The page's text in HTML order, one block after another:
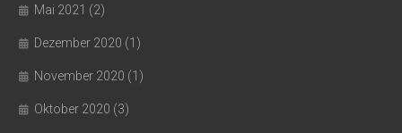
Mai 2021 (2)
Dezember 2020 (1)
November 2020 (1)
Oktober 2020 (3)